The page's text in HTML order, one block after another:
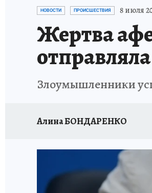
ДЕНЬ ПОБЕДЫ ВО
АНТИРАК
НОВОСТИ ПРОИСШЕСТВИЯ 8 июля
Жертва
Злоумышленники
Алина БОНДАРЕНКО